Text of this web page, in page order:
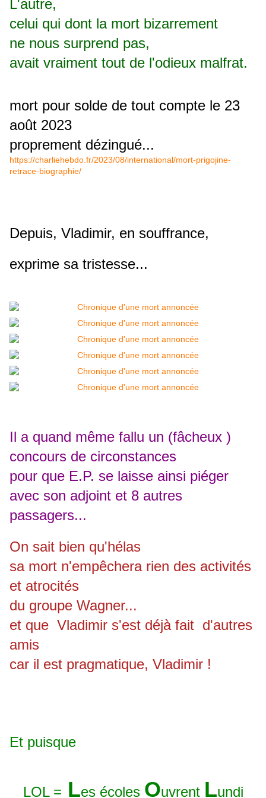
L'autre,
celui qui dont la mort bizarrement
ne nous surprend pas,
avait vraiment tout de l'odieux malfrat.
mort pour solde de tout compte le 23
août 2023
proprement dézingué...
https://charliehebdo.fr/2023/08/international/mort-prigojine-
retrace-biographie/
Depuis, Vladimir, en souffrance,
exprime sa tristesse...
Il a quand même fallu un (fâcheux )
concours de circonstances
pour que E.P. se laisse ainsi piéger
avec son adjoint et 8 autres
passagers...
On sait bien qu'hélas
sa mort n'empêchera rien des activités
et atrocités
du groupe Wagner...
et que Vladimir s'est déjà fait d'autres
amis
car il est pragmatique, Vladimir !
Et puisque
LOL = Les écoles Ouvrent Lundi